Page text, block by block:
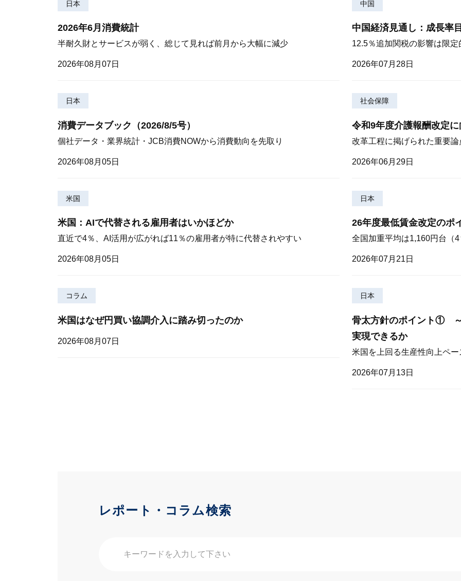
日本
2026年6月消費統計
半耐久財とサービスが弱く、総じて見れば前月から大幅に減少
2026年08月07日
日本
消費データブック（2026/8/5号）
個社データ・業界統計・JCB消費NOWから消費動向を先取り
2026年08月05日
米国
米国：AIで代替される雇用者はいかほどか
直近で4％、AI活用が広がれば11％の雇用者が特に代替されやすい
2026年08月05日
コラム
米国はなぜ円買い協調介入に踏み切ったのか
2026年08月07日
中国
中国経済見通し：成長率
12.5％追加関税の影響は限
2026年07月28日
社会保障
令和9年度介護報酬改定
改革工程に掲げられた重要
2026年06月29日
日本
26年度最低賃金改定のポ
全国加重平均は1,160円台（
2026年07月21日
日本
骨太方針のポイント① ～
実現できるか
米国を上回る生産性向上ペ
2026年07月13日
レポート・コラム検索